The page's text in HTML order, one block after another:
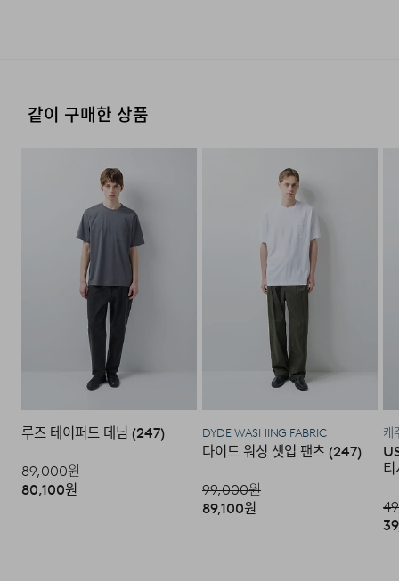
FAQ
청바지는 소재의 특성상 가급적 빨래를 하지 않는게 가장
좋습니다. 만약 세탁을 하게 된다면 부분적으로 오염된 곳만
칫솔과 중성세제로 닦아 주거나, 드라이클리닝 혹은 찬물에
중성세제로 단독 손세탁하시는 것을 권장 드립니다. 세탁
후에는 기계 건조시 수축 및 변형의 우려가 있어 옷걸이에
걸어 그늘에서 건조해주세요.
Q : 허리 사이즈가 32인치인데 어떤 사이즈를 입는게
A : 24/7의 팬츠를 시중 사이즈로 대입해본다면,
M사이즈를 기준으로 30~32인치 사이즈로 추천 드리며,
위아래 한 사이즈씩 ±를 더하거나 빼면 시중 사이즈로
계산해 보실 수 있습니다. 예를 들어 XL사이즈는 M사이즈
같이 구매한 상품
루즈 테이퍼드 데님 (247)
89,000원
80,100원
DYDE WASHING FABRIC
다이드 워싱 셋업 팬츠 (247)
99,000원
89,100원
캐